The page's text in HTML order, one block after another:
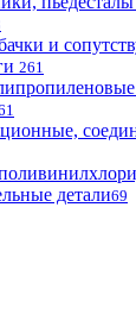
и
261
детали69